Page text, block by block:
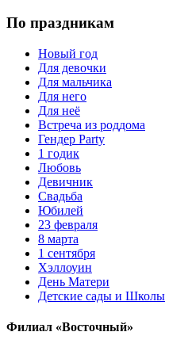
По праздникам
Новый год
Для девочки
Для мальчика
Для него
Для неё
Встреча из роддома
Гендер Party
1 годик
Любовь
Девичник
Свадьба
Юбилей
23 февраля
8 марта
1 сентября
Хэллоуин
День Матери
Детские сады и Школы
Филиал «Восточный»